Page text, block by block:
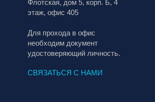
Флотская, дом 5, корп. Б, 4
этаж, офис 405
Для прохода в офис
необходим документ
удостоверяющий личность.
СВЯЗАТЬСЯ С НАМИ